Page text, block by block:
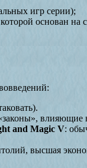
игр серии);
основан на
влияющие
and Magic V:
высшая